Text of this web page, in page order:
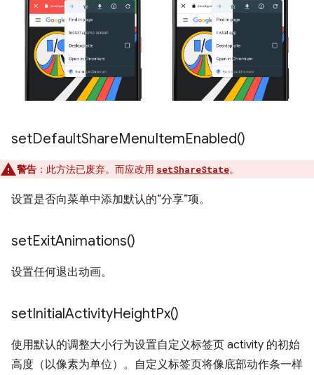
setDefaultShareMenuItemEnabled()
警告 ：此方法已废弃。而应改用 setShareState。
设置是否向菜单中添加默认的“分享”项。
setExitAnimations()
设置任何退出动画。
setInitialActivityHeightPx()
使用默认的调整大小行为设置自定义标签页 activity 的初始
高度（以像素为单位）。自定义标签页将像底部动作条一样